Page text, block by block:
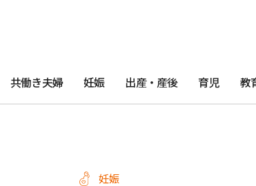
共働き夫婦 妊娠 出産・産後 育児 教
妊娠